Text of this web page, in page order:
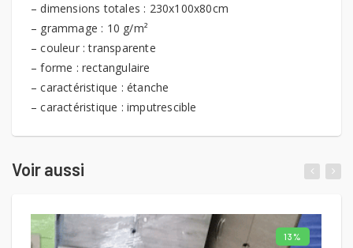
– dimensions totales : 230x100x80cm
– grammage : 10 g/m²
– couleur : transparente
– forme : rectangulaire
– caractéristique : étanche
– caractéristique : imputrescible
Voir aussi
13%